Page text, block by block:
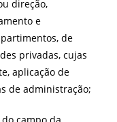
direção,
e
de
privadas, cujas
aplicação de
de administração;